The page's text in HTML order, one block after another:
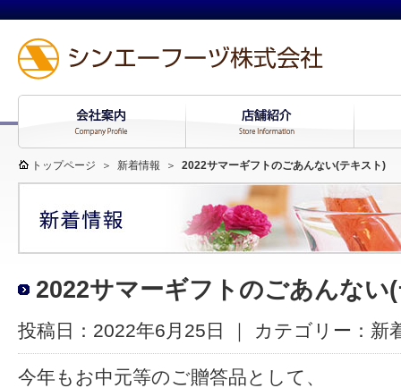
トップページ ＞ 新着情報 ＞ 2022サマーギフトのごあんない(テキスト)
2022サマーギフトのごあんない
投稿日：2022年6月25日 ｜ カテゴリー： 新
今年もお中元等のご贈答品として、